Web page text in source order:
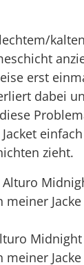
erst
dabei
zieht.
Midnight
meiner